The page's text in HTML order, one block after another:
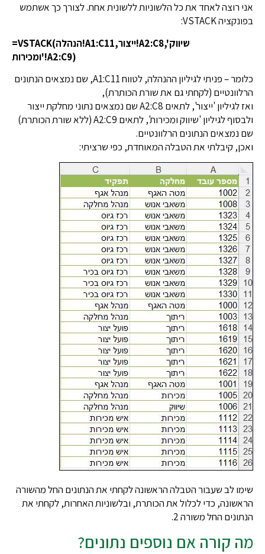
אני רוצה לאחד את כל הלשוניות ללשונית אחת. לצורך כך אשתמש
בפונקציה VSTACK:
=VSTACK(הנהלה!A1:C11,ייצור!A2:C8,'שיווק
ומכירות'!A2:C9)
כלומר – פניתי לגיליון ההנהלה, לטווח A1:C11, שם נמצאים הנתונים
הרלוונטיים (לקחתי גם את שורת הכותרת),
ואז לגיליון 'ייצור', לתאים A2:C8 שם נמצאים נתוני מחלקת ייצור
ולבסוף לגיליון 'שיווק ומכירות', לתאים A2:C9 (ללא שורת הכותרת)
שם נמצאים הנתונים הרלוונטיים.
ואכן, קיבלתי את הטבלה המאוחדת, כפי שרציתי:
שימו לב שעבור הטבלה הראשונה לקחתי את הנתונים החל מהשורה
הראשונה, כדי לכלול את הכותרת, ובלשוניות האחרות, לקחתי את
הנתונים החל משורה 2.
מה קורה אם נוספים נתונים?